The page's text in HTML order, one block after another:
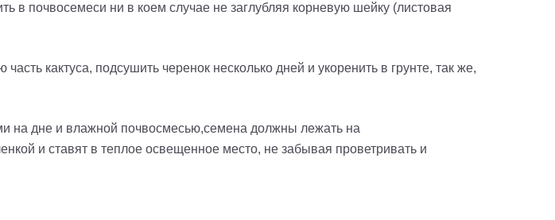
в почвосемеси ни в коем случае не заглубляя корневую шейку (листовая
кактуса, подсушить черенок несколько дней и укоренить в грунте, так же,
на дне и влажной почвосмесью,семена должны лежать на
и ставят в теплое освещенное место, не забывая проветривать и